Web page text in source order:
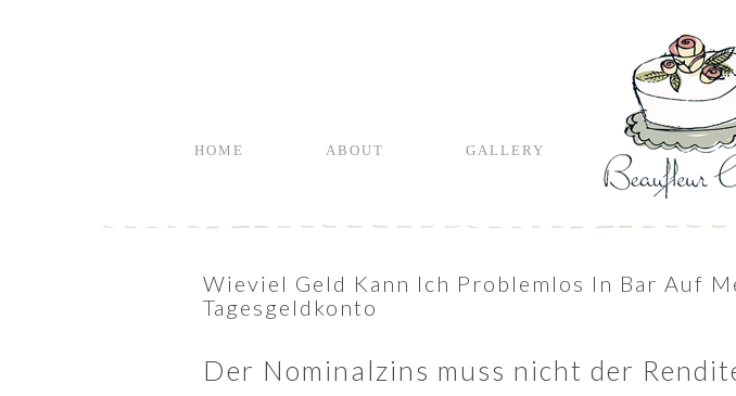
HOME ABOUT GALLERY
Wieviel Geld Kann Ich Problemlos In Bar Auf
Tagesgeldkonto
Der Nominalzins muss nicht der